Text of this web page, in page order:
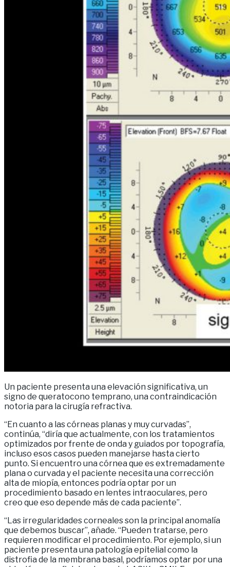
Un paciente presenta una elevación significativa, un
signo de queratocono temprano, una contraindicación
notoria para la cirugía refractiva.
“En cuanto a las córneas planas y muy curvadas”,
continúa, “diría que actualmente, con los tratamientos
optimizados por frente de onda y guiados por topografía,
incluso esos casos pueden manejarse hasta cierto
punto. Si encuentro una córnea que es extremadamente
plana o curvada y el paciente necesita una corrección
alta de miopía, entonces podría optar por un
procedimiento basado en lentes intraoculares, pero
creo que eso depende más de cada paciente”.
“Las irregularidades corneales son la principal anomalía
que debemos buscar”, añade. “Pueden tratarse, pero
requieren modificar el procedimiento. Por ejemplo, si un
paciente presenta una patología epitelial como la
distrofia de la membrana basal, podríamos optar por una